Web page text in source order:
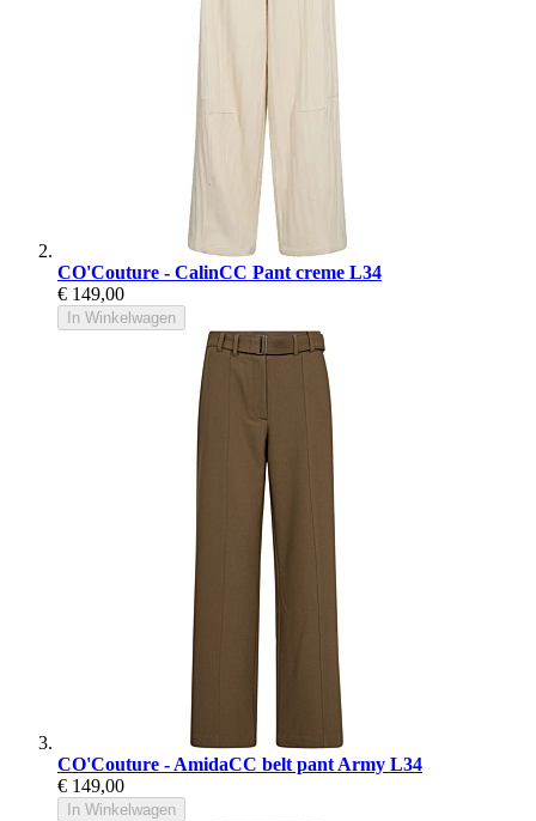
CO'Couture - CalinCC Pant creme L34
€ 149,00
In Winkelwagen
CO'Couture - AmidaCC belt pant Army L34
€ 149,00
In Winkelwagen